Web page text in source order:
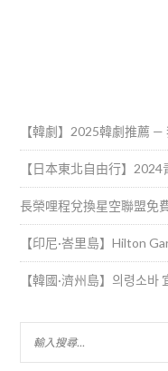
【韓劇】2025韓劇推薦
【日本東北自由行】
長榮哩程兌換星空聯盟免
【印尼·峇里島】Hilton
【韓國·濟州島】의령소